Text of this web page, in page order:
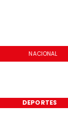
NACIONAL
DEPORTES